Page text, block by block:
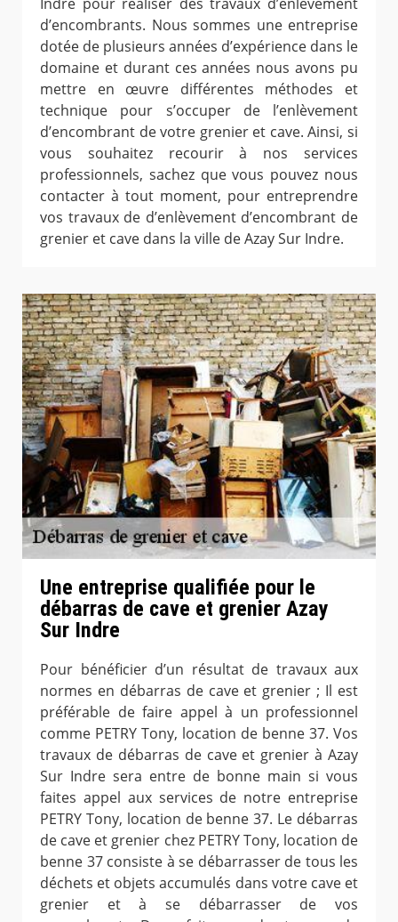
d’encombrants. Nous sommes une entreprise
dotée de plusieurs années d’expérience dans le
domaine et durant ces années nous avons pu
mettre en œuvre différentes méthodes et
technique pour s’occuper de l’enlèvement
d’encombrant de votre grenier et cave. Ainsi, si
vous souhaitez recourir à nos services
professionnels, sachez que vous pouvez nous
contacter à tout moment, pour entreprendre
vos travaux de d’enlèvement d’encombrant de
grenier et cave dans la ville de Azay Sur Indre.
Une entreprise qualifiée pour le
débarras de cave et grenier Azay
Sur Indre
Pour bénéficier d’un résultat de travaux aux
normes en débarras de cave et grenier ; Il est
préférable de faire appel à un professionnel
comme PETRY Tony, location de benne 37. Vos
travaux de débarras de cave et grenier à Azay
Sur Indre sera entre de bonne main si vous
faites appel aux services de notre entreprise
PETRY Tony, location de benne 37. Le débarras
de cave et grenier chez PETRY Tony, location de
benne 37 consiste à se débarrasser de tous les
déchets et objets accumulés dans votre cave et
grenier et à se débarrasser de vos